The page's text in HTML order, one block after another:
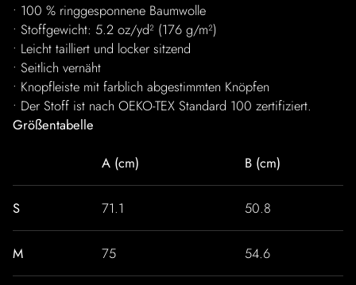
• 100 % ringgesponnene Baumwolle
• Stoffgewicht: 5.2 oz/yd² (176 g/m²)
• Leicht tailliert und locker sitzend
• Seitlich vernäht
• Knopfleiste mit farblich abgestimmten Knöpfen
• Der Stoff ist nach OEKO-TEX Standard 100 zertifiziert.
Größentabelle
A (cm)
B (cm)
S 71.1 50.8
M 75 54.6